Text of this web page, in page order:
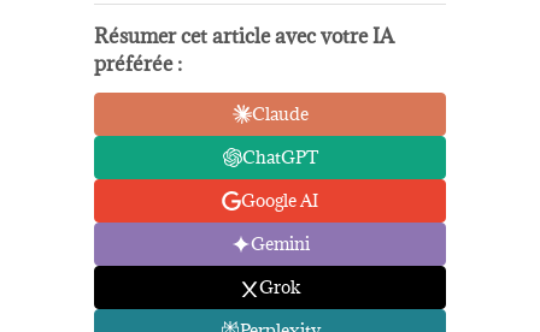
Résumer cet article avec votre IA
préférée :
Claude
ChatGPT
Google AI
Gemini
Grok